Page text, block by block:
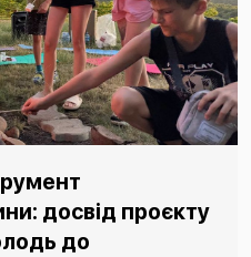
досвід проєкту
до